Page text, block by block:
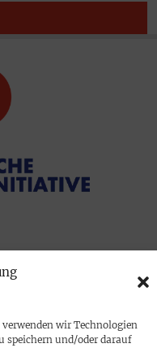
wir Technologien
speichern und/oder darauf